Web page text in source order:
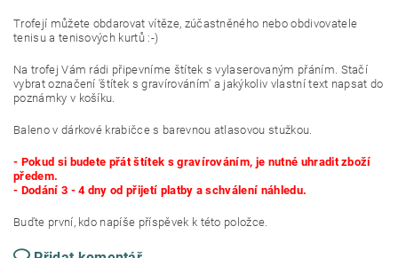
Trofejí můžete obdarovat vítěze, zúčastněného nebo obdivovatele
tenisu a tenisových kurtů :-)
Na trofej Vám rádi připevníme štítek s vylaserovaným přáním. Stačí
vybrat označení 'štítek s gravírováním' a jakýkoliv vlastní text napsat do
poznámky v košíku.
Baleno v dárkové krabičce s barevnou atlasovou stužkou.
- Pokud si budete přát štítek s gravírováním, je nutné uhradit zboží
předem.
- Dodání 3 - 4 dny od přijetí platby a schválení náhledu.
Buďte první, kdo napíše příspěvek k této položce.